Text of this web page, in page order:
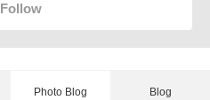
Follow
Photo Blog Blog